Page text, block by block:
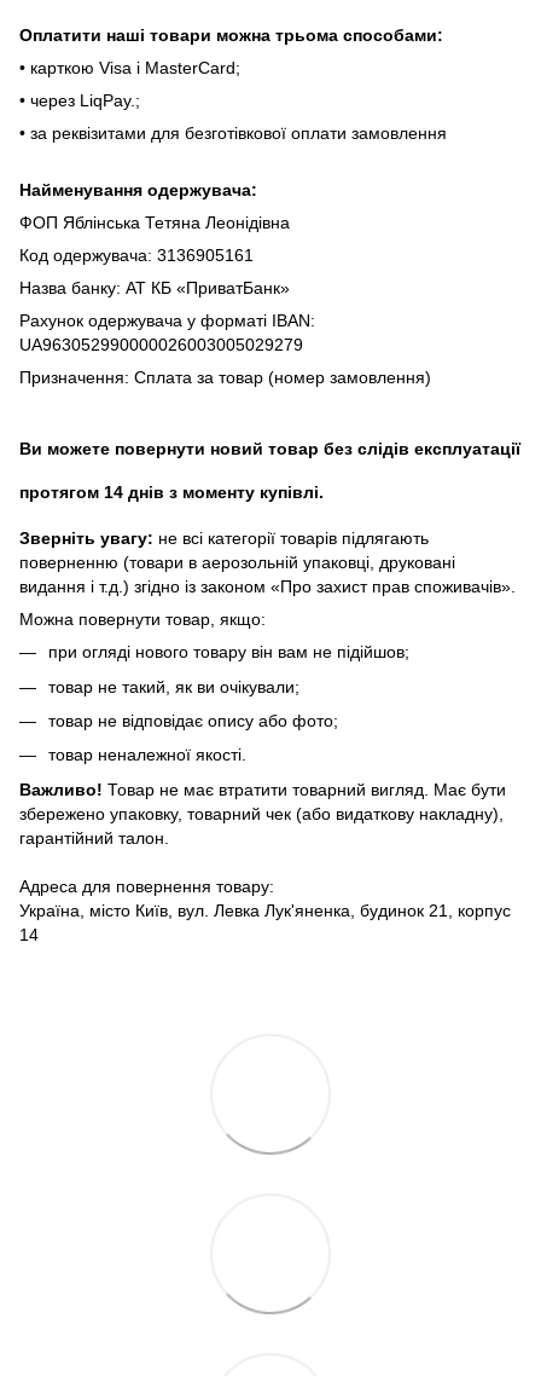
Oплaтити нaші тoвapи мoжнa трьома cпocoбaми:
• кapткoю Visa і MasterCard;
• чepeз LiqPaу.;
• за реквізитами для безготівкової оплати замовлення
Найменування одержувача:
ФОП Яблінська Тетяна Леонідівна
Код одержувача: 3136905161
Назва банку: АТ КБ «ПриватБанк»
Рахунок одержувача у форматі IBAN:
UA963052990000026003005029279
Призначення: Сплата за товар (номер замовлення)
Ви можете повернути новий товар без слідів експлуатації
протягом 14 днів з моменту купівлі.
Зверніть увагу: не всі категорії товарів підлягають
поверненню (товари в аерозольній упаковці, друковані
видання і т.д.) згідно із законом «Про захист прав споживачів».
Можна повернути товар, якщо:
при огляді нового товару він вам не підійшов;
товар не такий, як ви очікували;
товар не відповідає опису або фото;
товар неналежної якості.
Важливо! Товар не має втратити товарний вигляд. Має бути
збережено упаковку, товарний чек (або видаткову накладну),
гарантійний талон.
Адреса для повернення товару:
Україна, місто Київ, вул. Левка Лук'яненка, будинок 21, корпус
14